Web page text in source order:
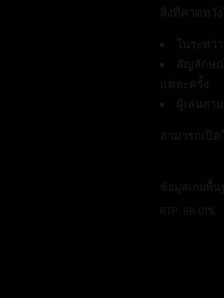
สิ่งที่คาดหวัง
ในระห
สัญลักษ
แต่ละครั้ง
ผู้เล่นส
สามารถเปิ
ข้อมูลเกมพื้น
RTP: 96.01%